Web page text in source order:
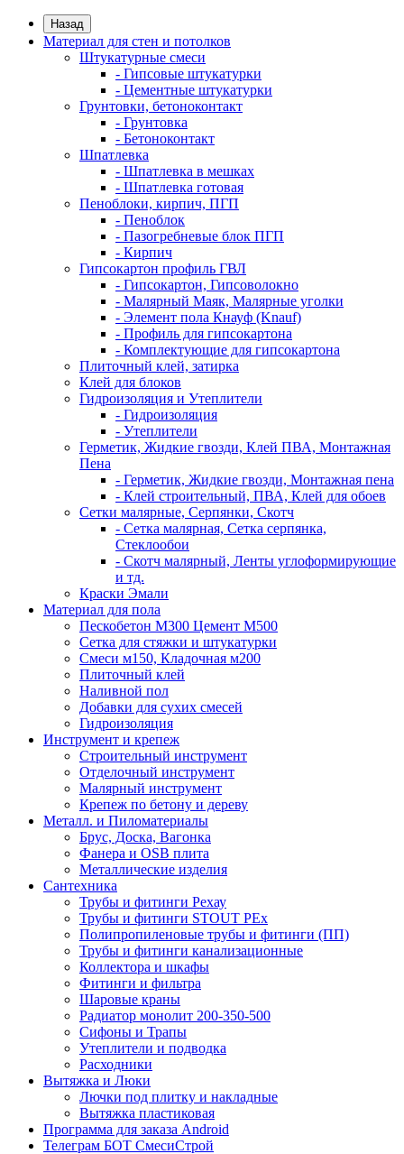
Назад
Материал для стен и потолков
Штукатурные смеси
- Гипсовые штукатурки
- Цементные штукатурки
Грунтовки, бетоноконтакт
- Грунтовка
- Бетоноконтакт
Шпатлевка
- Шпатлевка в мешках
- Шпатлевка готовая
Пеноблоки, кирпич, ПГП
- Пеноблок
- Пазогребневые блок ПГП
- Кирпич
Гипсокартон профиль ГВЛ
- Гипсокартон, Гипсоволокно
- Малярный Маяк, Малярные уголки
- Элемент пола Кнауф (Knauf)
- Профиль для гипсокартона
- Комплектующие для гипсокартона
Плиточный клей, затирка
Клей для блоков
Гидроизоляция и Утеплители
- Гидроизоляция
- Утеплители
Герметик, Жидкие гвозди, Клей ПВА, Монтажная
Пена
- Герметик, Жидкие гвозди, Монтажная пена
- Клей строительный, ПВА, Клей для обоев
Сетки малярные, Серпянки, Скотч
- Сетка малярная, Сетка серпянка,
Стеклообои
- Скотч малярный, Ленты углоформирующие
и тд.
Краски Эмали
Материал для пола
Пескобетон М300 Цемент М500
Сетка для стяжки и штукатурки
Смеси м150, Кладочная м200
Плиточный клей
Наливной пол
Добавки для сухих смесей
Гидроизоляция
Инструмент и крепеж
Строительный инструмент
Отделочный инструмент
Малярный инструмент
Крепеж по бетону и дереву
Металл. и Пиломатериалы
Брус, Доска, Вагонка
Фанера и OSB плита
Металлические изделия
Сантехника
Трубы и фитинги Рехау
Трубы и фитинги STOUT PEx
Полипропиленовые трубы и фитинги (ПП)
Трубы и фитинги канализационные
Коллектора и шкафы
Фитинги и фильтра
Шаровые краны
Радиатор монолит 200-350-500
Сифоны и Трапы
Утеплители и подводка
Расходники
Вытяжка и Люки
Лючки под плитку и накладные
Вытяжка пластиковая
Программа для заказа Android
Телеграм БОТ СмесиСтрой